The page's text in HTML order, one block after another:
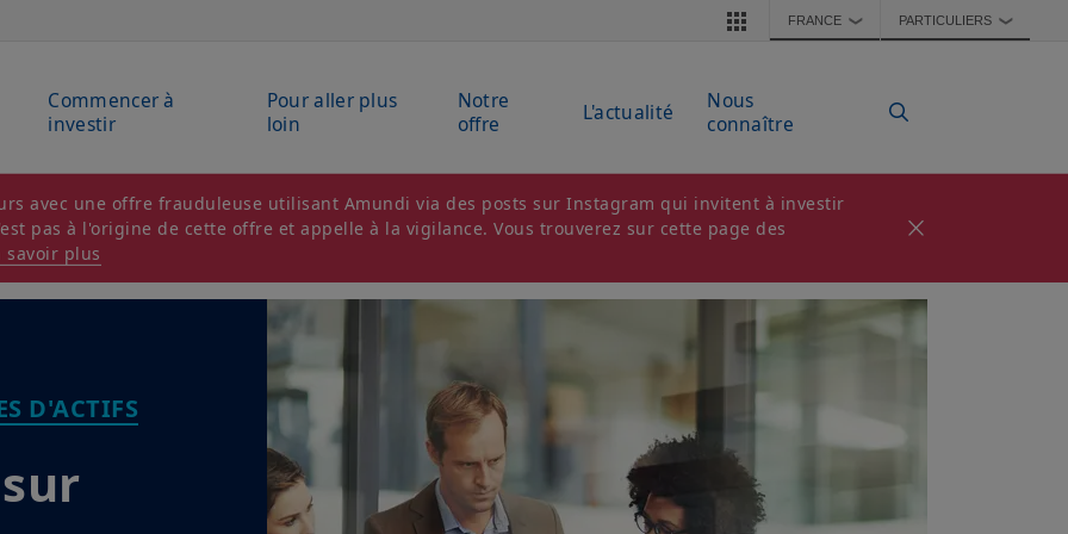
FRANCE ❯ PARTICULIERS ❯
Commencer à
investir
Pour aller plus
loin
Notre
offre
L'actualité
Nous
connaître
avec une offre frauduleuse utilisant Amundi via des posts sur Instagram qui invitent à investir
pas à l'origine de cette offre et appelle à la vigilance. Vous trouverez sur cette page des
savoir plus
D'ACTIFS